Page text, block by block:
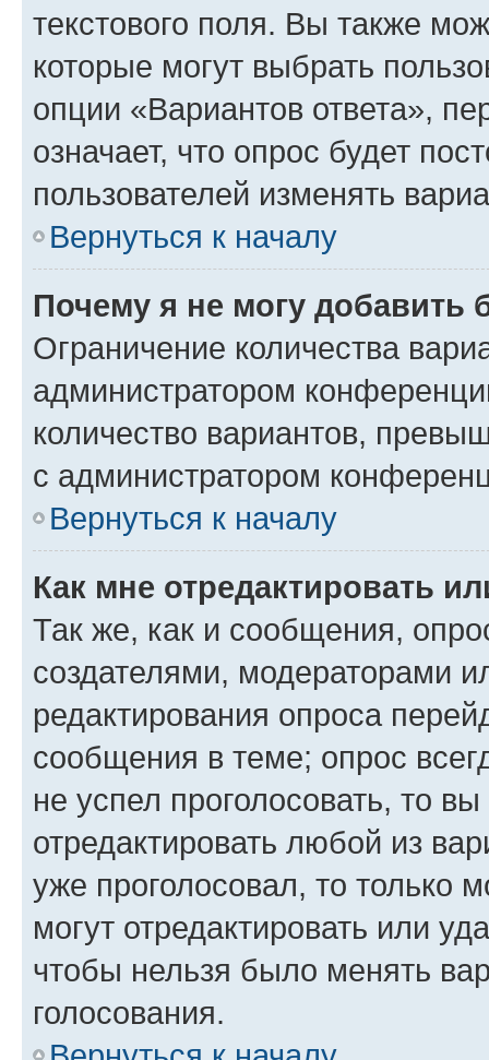
текстового поля. Вы также
которые могут выбрать
опции «Вариантов ответа»,
означает, что опрос будет
пользователей изменять
Вернуться к началу
Почему я не могу добавить
Ограничение количества
администратором
количество вариантов,
с администратором
Вернуться к началу
Как мне отредактировать
Так же, как и сообщения,
создателями, модераторами
редактирования опроса
сообщения в теме; опрос
не успел проголосовать, то
отредактировать любой из
уже проголосовал, то только
могут отредактировать или
чтобы нельзя было менять
голосования.